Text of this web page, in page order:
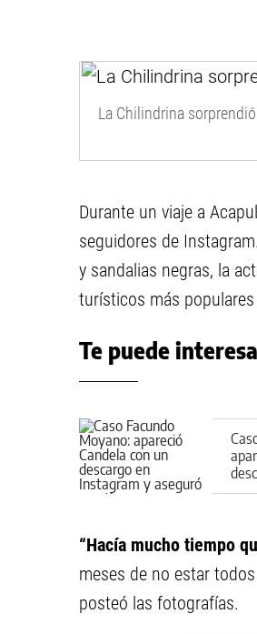
La Chilindrina
Durante un viaje a
seguidores de
y sandalias negras, la
turísticos más
Te puede
“Hacía mucho tiempo
meses de no estar
posteó las fotografías.